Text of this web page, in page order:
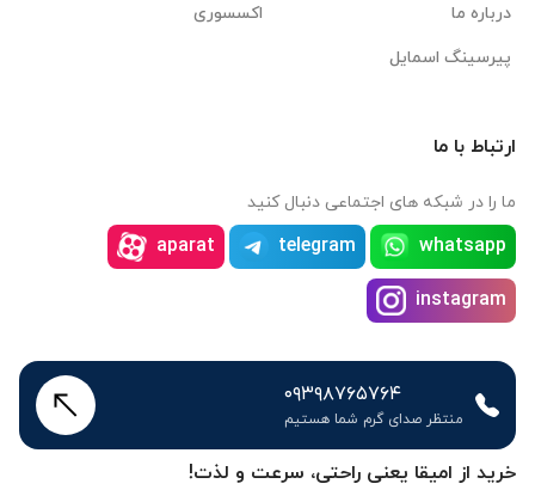
خرید از امیقا یعنی راحتی، سرعت و لذت!
درباره ما
پیرسینگ اسمایل
اکسسوری
ارتباط با ما
ما را در شبکه های اجتماعی دنبال کنید
whatsapp
telegram
aparat
instagram
۰۹۳۹۸۷۶۵۷۶۴
منتظر صدای گرم شما هستیم